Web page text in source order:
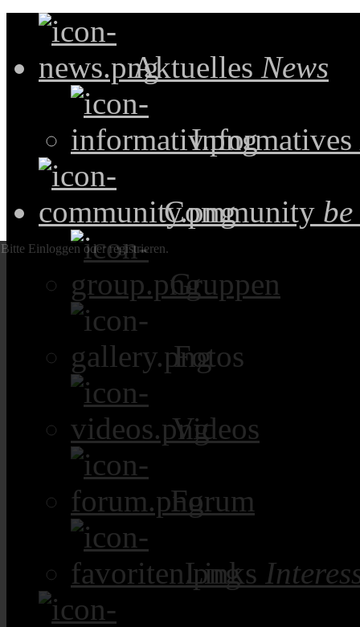
Aktuelles News
Informatives
Community
Gruppen
Fotos
Videos
Forum
Links
Bitte Einloggen oder registrieren.